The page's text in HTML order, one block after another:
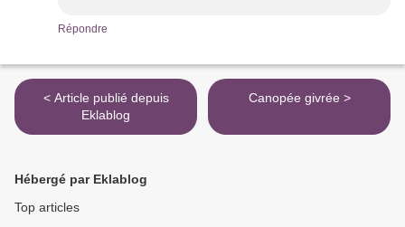
Répondre
< Article publié depuis
Eklablog
Canopée givrée >
Hébergé par Eklablog
Top articles